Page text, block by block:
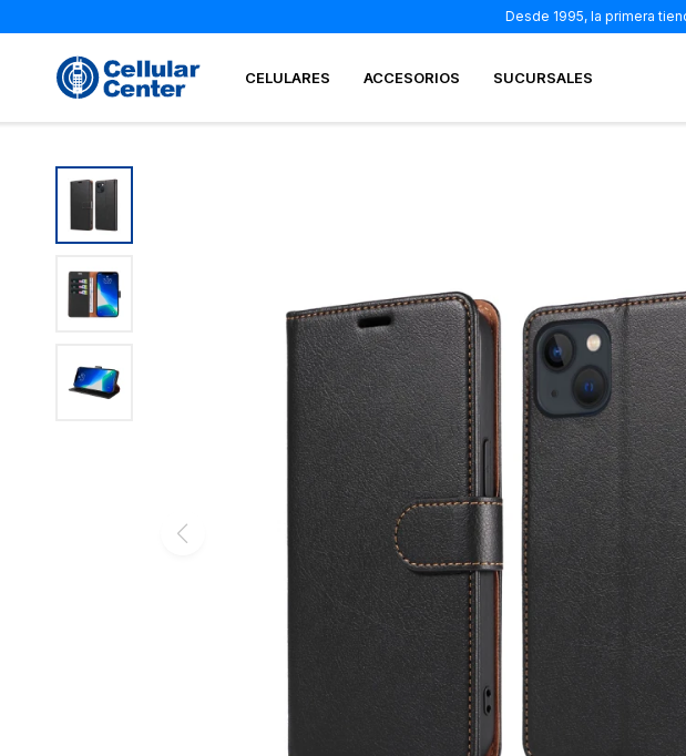
CELULARES ACCESORIOS SUCURSALES
Desde 1995, la primera